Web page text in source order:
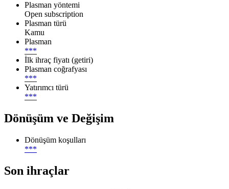
Plasman yöntemi
Open subscription
Plasman türü
Kamu
Plasman
***
İlk ihraç fiyatı (getiri)
Plasman coğrafyası
***
Yatırımcı türü
***
Dönüşüm ve Değişim
Dönüşüm koşulları
***
Son ihraçlar